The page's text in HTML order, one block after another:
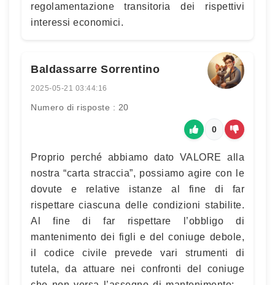
regolamentazione transitoria dei rispettivi
interessi economici.
Baldassarre Sorrentino
2025-05-21 03:44:16
Numero di risposte : 20
0
Proprio perché abbiamo dato VALORE alla
nostra “carta straccia”, possiamo agire con le
dovute e relative istanze al fine di far
rispettare ciascuna delle condizioni stabilite.
Al fine di far rispettare l’obbligo di
mantenimento dei figli e del coniuge debole,
il codice civile prevede vari strumenti di
tutela, da attuare nei confronti del coniuge